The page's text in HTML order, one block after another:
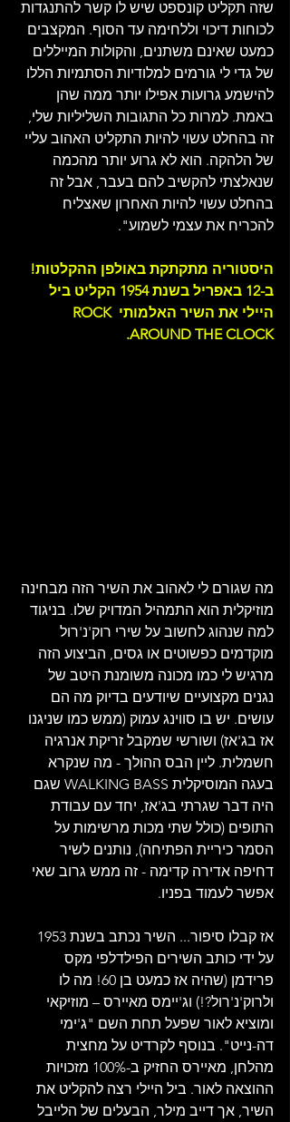
שזה תקליט קונספט שיש לו קשר להתנגדות
לכוחות דיכוי וללחימה עד הסוף. המקצבים
כמעט שאינם משתנים, והקולות המייללים
של גדי לי גורמים למלודיות הסתמיות הללו
להישמע גרועות אפילו יותר ממה שהן
באמת. למרות כל התגובות השליליות שלי,
זה בהחלט עשוי להיות התקליט האהוב עליי
של הלהקה. הוא לא גרוע יותר מהכמה
שנאלצתי להקשיב להם בעבר, אבל זה
בהחלט עשוי להיות האחרון שאצליח
להכריח את עצמי לשמוע".
היסטוריה מתקתקת באולפן ההקלטות!
ב-12 באפריל בשנת 1954 הקליט ביל
היילי את השיר האלמותי ROCK
AROUND THE CLOCK.
מה שגורם לי לאהוב את השיר הזה מבחינה
מוזיקלית הוא התמהיל המדויק שלו. בניגוד
למה שנהוג לחשוב על שירי רוק'נ'רול
מוקדמים כפשוטים או גסים, הביצוע הזה
מרגיש לי כמו מכונה משומנת היטב של
נגנים מקצועיים שיודעים בדיוק מה הם
עושים. יש בו סווינג עמוק (ממש כמו שניגנו
אז בג'אז) ושורשי שמקבל זריקת אנרגיה
חשמלית. ליין הבס ההולך - מה שנקרא
בעגה המוסיקלית WALKING BASS שגם
היה דבר שגרתי בג'אז, יחד עם עבודת
התופים (כולל שתי מכות מרשימות על
הסמר כיריית הפתיחה), נותנים לשיר
דחיפה אדירה קדימה - זה ממש גרוב שאי
אפשר לעמוד בפניו.
על ידי כותב השירים הפילדלפי מקס
פרידמן (שהיה אז כמעט בן 60! מה לו
ולרוק'נ'רול?!) וג'יימס מאיירס – מוזיקאי
ומוציא לאור שפעל תחת השם "ג'ימי
דה-נייט". בנוסף לקרדיט על מחצית
מהלחן, מאיירס החזיק ב-100% מזכויות
ההוצאה לאור. ביל היילי רצה להקליט את
השיר, אך דייב מילר, הבעלים של הלייבל